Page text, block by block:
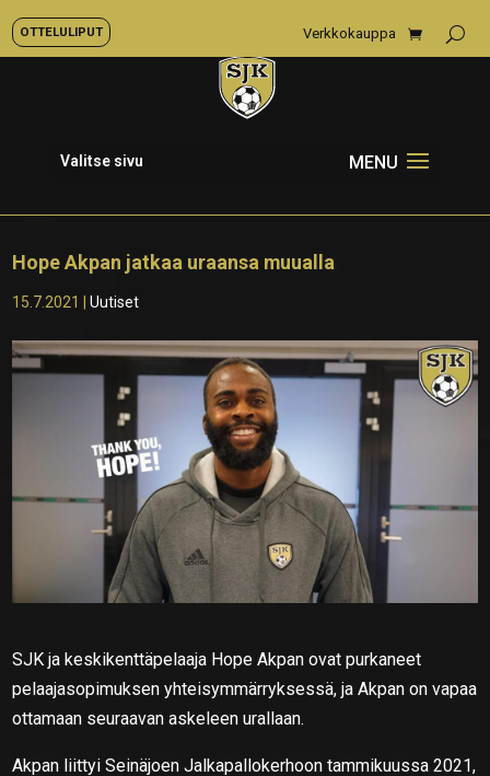
OTTELULIPUT Verkkokauppa
Valitse sivu
Hope Akpan jatkaa uraansa muualla
15.7.2021 |Uutiset
SJK ja keskikenttäpelaaja Hope Akpan ovat purkaneet
pelaajasopimuksen yhteisymmärryksessä, ja Akpan on vapaa
ottamaan seuraavan askeleen urallaan.
Akpan liittyi Seinäjoen Jalkapallokerhoon tammikuussa 2021,